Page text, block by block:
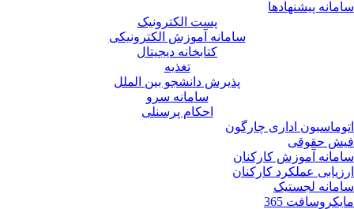
پیشنهادها
پست الکترونیک
سامانه آموزش الکترونیکی
کتابخانه دیجیتال
تغذیه
پذیرش دانشجو بین الملل
سامانه سرو
احکام پرسنلی
اداری چارگون
حقوقی
آموزش کارکنان
عملکرد کارکنان
لجستیک
365